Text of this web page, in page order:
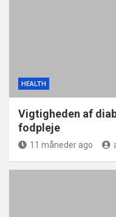
HEALTH
Vigtigheden af
fodpleje
11 måneder ago